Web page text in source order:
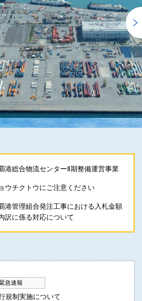
港総合物流センターⅡ期整備運営事業
ウチクトウにご注意ください
港管理組合発注工事における入札金額
訳に係る対応について
急速報
規制実施について